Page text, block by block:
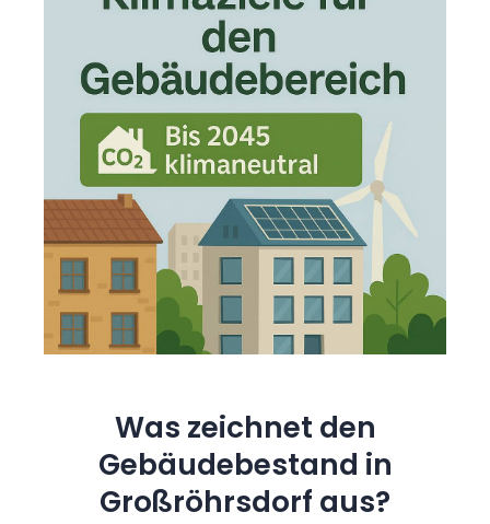
Was zeichnet den
Gebäudebestand in
Großröhrsdorf aus?